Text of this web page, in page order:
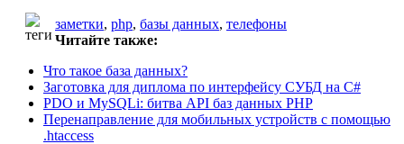
заметки, php, базы данных, телефоны
Читайте также:
Что такое база данных?
Заготовка для диплома по интерфейсу СУБД на C#
PDO и MySQLi: битва API баз данных PHP
Перенаправление для мобильных устройств с помощью
.htaccess